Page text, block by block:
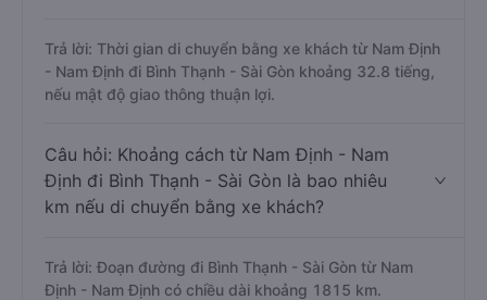
Trả lời: Thời gian di chuyển bằng xe khách từ Nam Định
- Nam Định đi Bình Thạnh - Sài Gòn khoảng 32.8 tiếng,
nếu mật độ giao thông thuận lợi.
Câu hỏi: Khoảng cách từ Nam Định - Nam
Định đi Bình Thạnh - Sài Gòn là bao nhiêu
km nếu di chuyển bằng xe khách?
Trả lời: Đoạn đường đi Bình Thạnh - Sài Gòn từ Nam
Định - Nam Định có chiều dài khoảng 1815 km.